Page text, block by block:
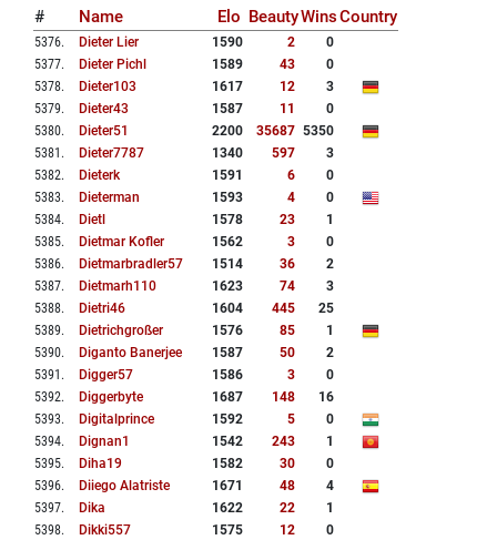
# Name Elo BeautyWinsCountry
5376. Dieter Lier 1590 2
0
5377. Dieter Pichl 1589 43
0
5378. Dieter103 1617 12
3
5379. Dieter43 1587 11
0
5380. Dieter51 2200 35687 5350
5381 . Dieter7787 1340 597
3
5382. Dieterk 1591 6
0
5383. Dieterman 1593 4
0
5384. Dietl 1578 23
1
5385. Dietmar Kofler 1562 3
0
5386. Dietmarbradler57 1514 36
2
5387. Dietmarh110 1623 74
3
5388. Dietri46 1604 445
25
5389. Dietrichgroßer 1576 85
1
5390. Diganto Banerjee 1587 50
2
5391 . Digger57 1586 3
0
5392. Diggerbyte 1687 148
16
5393. Digitalprince 1592 5
0
5394. Dignan1 1542 243
1
5395. Diha19 1582 30
0
5396. Diiego Alatriste 1671 48
4
5397. Dika 1622 22
1
5398. Dikki557 1575 12
0